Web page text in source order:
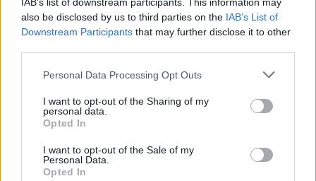
also be disclosed by us to third parties on the IAB’s List of
Downstream Participants that may further disclose it to other
Please note that this website/app uses one or more Google
not limited to your visit or usage behaviour. You may click to
grant or deny consent to Google and its third-party tags to
use your data for below specified purposes in below Google
consent section.
Personal Data Processing Opt Outs
I want to opt-out of the Sharing of my
personal data.
Opted In
I want to opt-out of the Sale of my
Personal Data.
Opted In
Για να προσθέσεις το σχόλιο
σου πρέπει να συνδεθείς
στο my gazzetta!
Εγγραφή Σύνδεση
Συνδέσου και κάνε το πρώτο σχόλιο...